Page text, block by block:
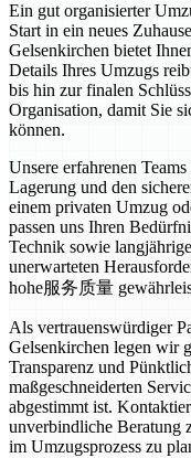
Ein gut organisierter
Start in ein neues
Gelsenkirchen bietet
Details Ihres Umzugs
bis hin zur finalen
Organisation, damit Sie
können.
Unsere erfahrenen
Lagerung und den
einem privaten Umzug
passen uns Ihren
Technik sowie
unerwarteten
hohe服务质量
Als vertrauenswürdiger
Gelsenkirchen legen wir
Transparenz und
maßgeschneiderten
abgestimmt ist.
unverbindliche Beratung
im Umzugsprozess zu